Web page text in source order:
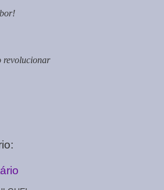
revolucionar